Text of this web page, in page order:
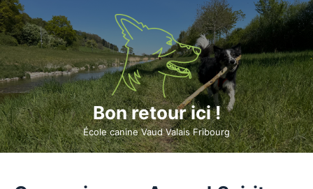
Bon retour ici !
École canine Vaud Valais Fribourg